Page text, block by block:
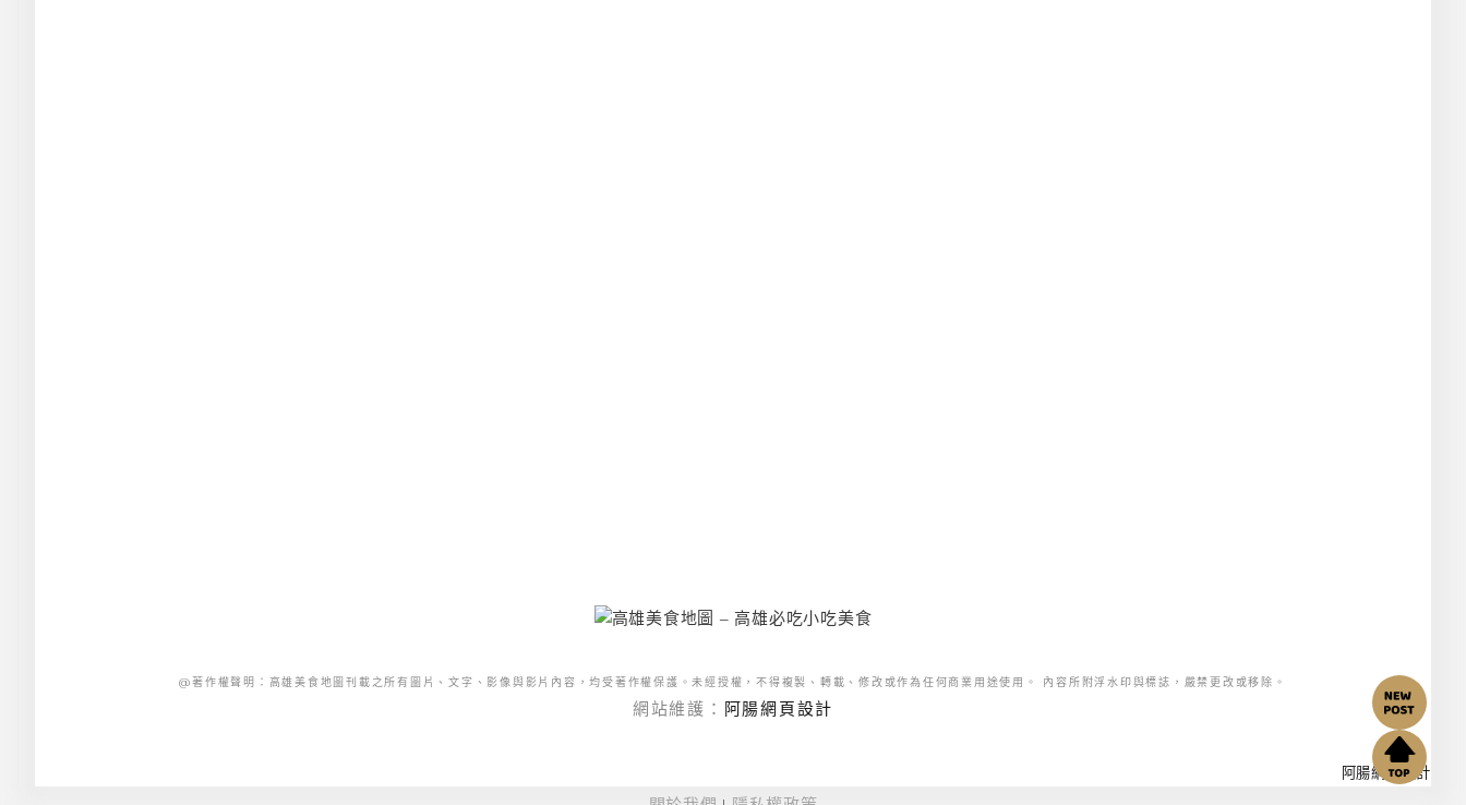
@著作權聲明：高雄美食地圖刊載之所有圖片、文字、影像與影片內容，均受著作權保護。未經授權，不得複製、轉載、修改或作為任何商業用途使用。 內容所附浮水印與標誌，嚴禁更改或移除。
網站維護： 阿腸網頁設計
阿腸網頁設計